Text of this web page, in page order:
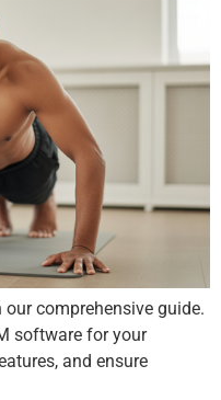
comprehensive guide.
software for your
and ensure